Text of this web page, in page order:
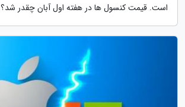
است. قیمت کنسول ها در هفته اول آبان چقدر شد؟